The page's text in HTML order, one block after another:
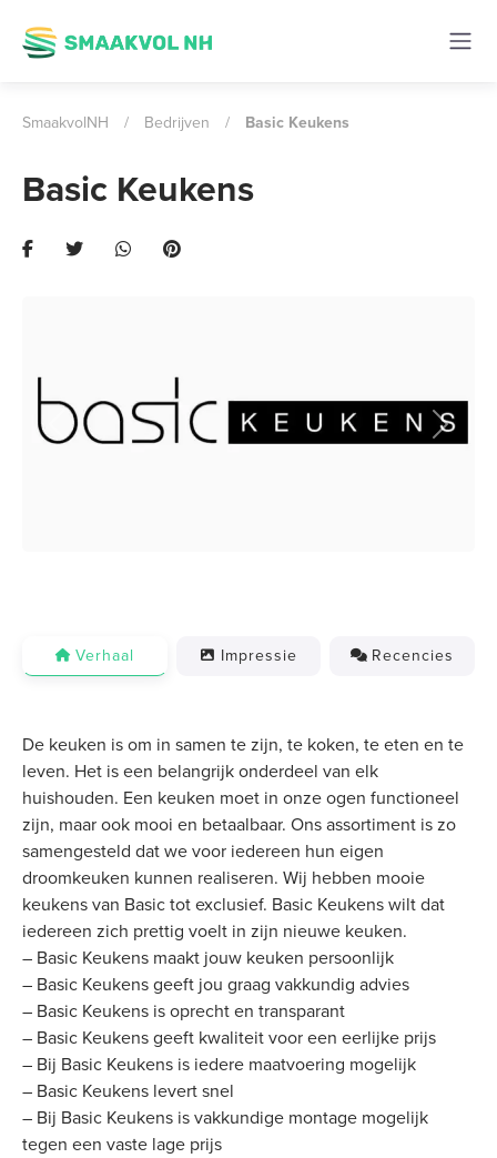
SmaakvolNH / Bedrijven / Basic Keukens
Basic Keukens
Previous Next
Verhaal Impressie Recencies
De keuken is om in samen te zijn, te koken, te eten en te
leven. Het is een belangrijk onderdeel van elk
huishouden. Een keuken moet in onze ogen functioneel
zijn, maar ook mooi en betaalbaar. Ons assortiment is zo
samengesteld dat we voor iedereen hun eigen
droomkeuken kunnen realiseren. Wij hebben mooie
keukens van Basic tot exclusief. Basic Keukens wilt dat
iedereen zich prettig voelt in zijn nieuwe keuken.
– Basic Keukens maakt jouw keuken persoonlijk
– Basic Keukens geeft jou graag vakkundig advies
– Basic Keukens is oprecht en transparant
– Basic Keukens geeft kwaliteit voor een eerlijke prijs
– Bij Basic Keukens is iedere maatvoering mogelijk
– Basic Keukens levert snel
– Bij Basic Keukens is vakkundige montage mogelijk
tegen een vaste lage prijs